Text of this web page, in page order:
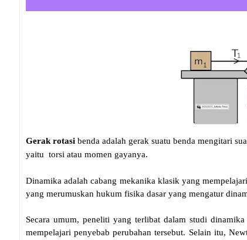
Gerak rotasi benda adalah gerak suatu benda mengitari
yaitu torsi atau momen gayanya.
Dinamika adalah cabang mekanika klasik yang
yang merumuskan hukum fisika dasar yang mengatur
Secara umum, peneliti yang terlibat dalam studi
mempelajari penyebab perubahan tersebut. Selain itu,